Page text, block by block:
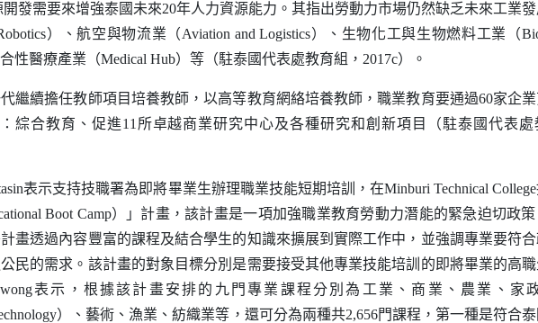
發需要來增強泰國未來20年人力資源能力。其指出勞動力市場仍然缺乏未來工業
）、航空與物流業（Aviation and Logistics）、生物化工與生物燃料工業（
性醫療產業（Medical Hub）等（駐泰國代表處教育組，2017c）。
續擔任教師項目培養教師，以高等教育網絡培養教師，職業教育要通過60家企
綜合教育、促進11所卓越商業研究中心及各種研究和創新項目（駐泰國代表處
表示支持技職署為即將畢業生辦理職業技能短期培訓，在Minburi Technical College
Boot Camp）」計畫，該計畫是一項加強職業教育勞動力潛能的緊急迫切政
畫透過內容豐富的課程及結合學生的知識來擴展到實際工作中，並強調專業要符合
民的需求。該計畫的對象目標分別是需要接受其他專業技能培訓的即將畢業的高
表示，根據該計畫安排的九門專業課程分別為工業、商業、農業、家
）、藝術、漁業、紡織業等，還可分為兩種共2,656門課程，第一種是符合